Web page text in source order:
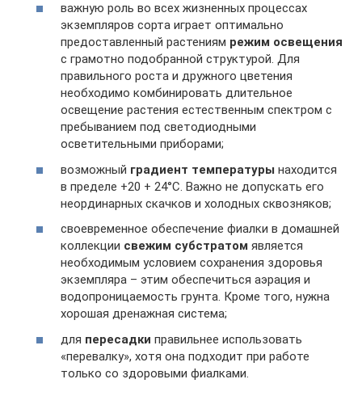
важную роль во всех жизненных процессах
экземпляров сорта играет оптимально
предоставленный растениям режим освещения
с грамотно подобранной структурой. Для
правильного роста и дружного цветения
необходимо комбинировать длительное
освещение растения естественным спектром с
пребыванием под светодиодными
осветительными приборами;
возможный градиент температуры находится
в пределе +20 + 24°С. Важно не допускать его
неординарных скачков и холодных сквозняков;
своевременное обеспечение фиалки в домашней
коллекции свежим субстратом является
необходимым условием сохранения здоровья
экземпляра – этим обеспечиться аэрация и
водопроницаемость грунта. Кроме того, нужна
хорошая дренажная система;
для пересадки правильнее использовать
«перевалку», хотя она подходит при работе
только со здоровыми фиалками.